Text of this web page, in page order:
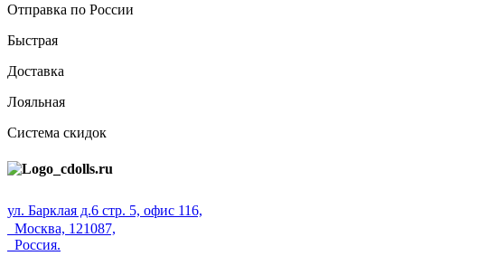
Отправка по России
Быстрая
Доставка
Лояльная
Система скидок
ул. Барклая д.6 стр. 5, офис 116,
Москва, 121087,
Россия.